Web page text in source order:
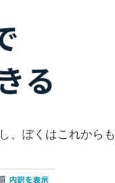
、ぼくはこれからも